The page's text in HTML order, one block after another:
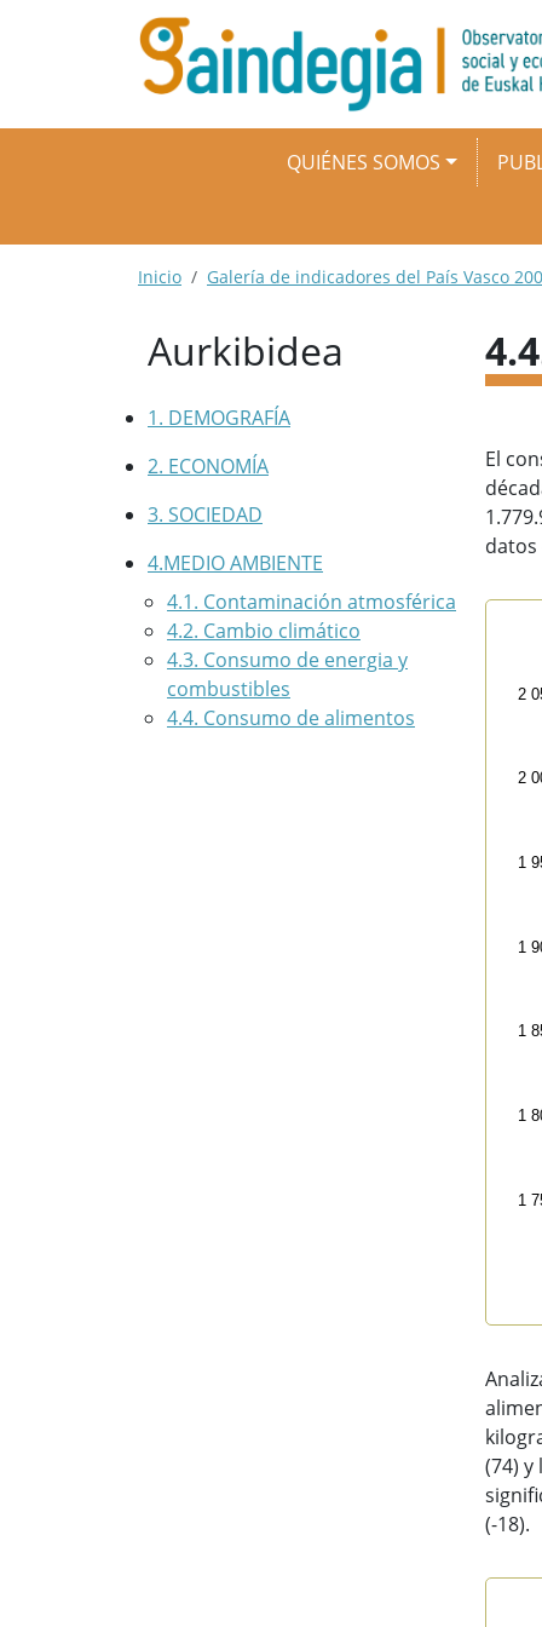
Pasar al contenido principal
Navegación principal
QUIÉNES SOMOS
Ruta de navegación
Inicio Galería de indicadores del País Vasco
Aurkibidea
1. DEMOGRAFÍA
2. ECONOMÍA
3. SOCIEDAD
4.MEDIO AMBIENTE
4.1. Contaminación atmosférica
4.2. Cambio climático
4.3. Consumo de energia y
combustibles
4.4. Consumo de alimentos
El
datos
1
1
1
1
1
2
2
(74) y
(-18).